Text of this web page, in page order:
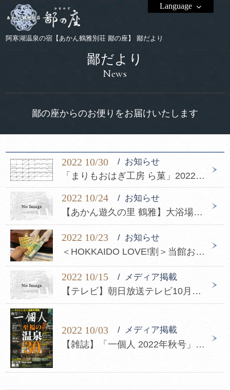
阿寒湖温泉の宿【あかん鶴雅別荘 鄙の座】 鄙だより
Language
鄙だより
News
鄙の座からのお便りをお届けいたします
2022 10/30 お知らせ
「まりもおはぎ工房 ら菓」2022年11月営業日のお知らせ
2022 10/24 お知らせ
【あかん遊久の里 鶴雅】大浴場緊急工事に伴うお詫びとお知らせ
2022 10/23 お知らせ
＜HOKKAIDO LOVE!割＞当館おすすめの「ほっかいどう応援クーポン」の使い方
2022 10/15 メディア掲載
【テレビ】朝日放送テレビ10月22日(土)8：00～「朝だ！生です旅サラダ」にて＜鄙の座＞と＜SIRI＞が紹介されました
2022 10/03 メディア掲載
【雑誌】「一個人 2022年秋号」に鄙の座・碧の座が掲載されました